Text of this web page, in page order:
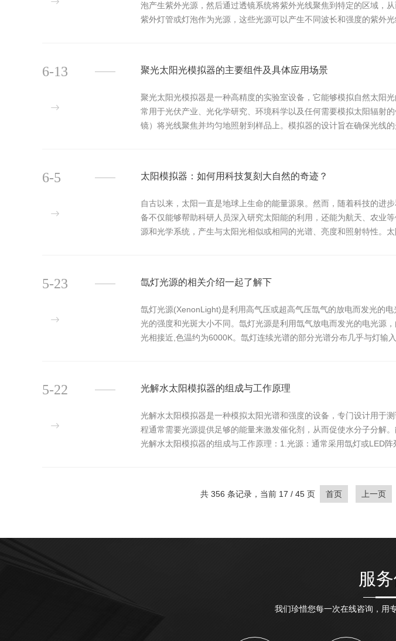
泡产生紫外光源，然后通过透镜系统将紫外光线聚焦到特定的区域，
紫外灯管或灯泡作为光源，这些光源可以产生不同波长和强度的紫外
聚光太阳光模拟器的主要组件及具体应用场景
聚光太阳光模拟器是一种高精度的实验室设备，它能够模拟自然太阳
常用于光伏产业、光化学研究、环境科学以及任何需要模拟太阳辐射
镜）将光线聚焦并均匀地照射到样品上。模拟器的设计旨在确保光线
6-13
太阳模拟器：如何用科技复刻大自然的奇迹？
自古以来，太阳一直是地球上生命的能量源泉。然而，随着科技的
备不仅能够帮助科研人员深入研究太阳能的利用，还能为航天、农业
源和光学系统，产生与太阳光相似或相同的光谱、亮度和照射特性。
6-5
氙灯光源的相关介绍一起了解下
氙灯光源(XenonLight)是利用高气压或超高气压氙气的放电而发光的
光的强度和光斑大小不同。氙灯光源是利用氙气放电而发光的电光源
光相接近,色温约为6000K。氙灯连续光谱的部分光谱分布几乎与灯输
5-23
光解水太阳模拟器的组成与工作原理
光解水太阳模拟器是一种模拟太阳光谱和强度的设备，专门设计用于
程通常需要光源提供足够的能量来激发催化剂，从而促使水分子分解
光解水太阳模拟器的组成与工作原理：1.光源：通常采用氙灯或LED
5-22
共 356 条记录，当前 17 / 45 页 首页 上一页
服
我们珍惜您每一次在线咨询，用